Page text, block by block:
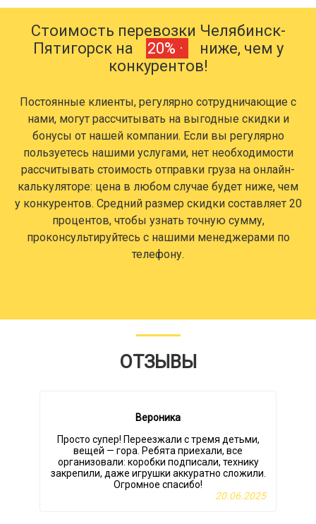
Стоимость перевозки Челябинск-
Пятигорск на
20% ·
ниже, чем у
конкурентов!
Постоянные клиенты, регулярно сотрудничающие с
нами, могут рассчитывать на выгодные скидки и
бонусы от нашей компании. Если вы регулярно
пользуетесь нашими услугами, нет необходимости
рассчитывать стоимость отправки груза на онлайн-
калькуляторе: цена в любом случае будет ниже, чем
у конкурентов. Средний размер скидки составляет 20
процентов, чтобы узнать точную сумму,
проконсультируйтесь с нашими менеджерами по
телефону.
ОТЗЫВЫ
Вероника
Просто супер! Переезжали с тремя детьми,
вещей — гора. Ребята приехали, все
организовали: коробки подписали, технику
закрепили, даже игрушки аккуратно сложили.
Огромное спасибо!
20.06.2025